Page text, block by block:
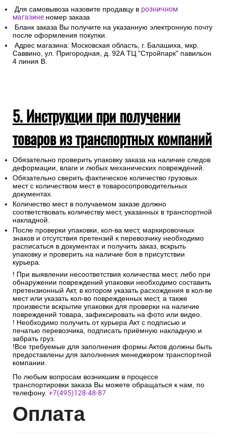
Для самовывоза назовите продавцу в розничном
магазине номер заказа
Бланк заказа Вы получите на указанную электронную почту
после оформления покупки.
Адрес магазина: Московская область, г. Балашиха, мкр.
Саввино, ул. Пригородная, д. 92А ТЦ "Стройпарк" павильон
4 линия В.
5. Инструкции при получении
товаров из транспортных компаний
Обязательно проверить упаковку заказа на наличие следов
деформации, влаги и любых механических повреждений.
Обязательно сверить фактическое количество грузовых
мест с количеством мест в товаросопроводительных
документах.
Количество мест в получаемом заказе должно
соответствовать количеству мест, указанных в транспортной
накладной.
После проверки упаковки, кол-ва мест, маркировочных
знаков и отсутствия претензий к перевозчику необходимо
расписаться в документах и получить заказ, вскрыть
упаковку и проверить на наличие боя в присутствии
курьера.
! При выявлении несоответствия количества мест, либо при
обнаружении повреждений упаковки необходимо составить
претензионный Акт, в котором указать расхождения в кол-ве
мест или указать кол-во поврежденных мест, а также
произвести вскрытие упаковки для проверки на наличие
повреждений товара, зафиксировать на фото или видео.
! Необходимо получить от курьера Акт с подписью и
печатью перевозчика, подписать приёмную накладную и
забрать груз.
!Все требуемые для заполнения формы Актов должны быть
предоставлены для заполнения менеджером транспортной
компании.
По любым вопросам возникшим в процессе
транспортировки заказа Вы можете обращаться к нам, по
телефону. +7(495)128-48-87
Оплата